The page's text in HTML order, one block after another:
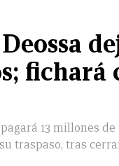
fichará
13 millones de
traspaso, tras